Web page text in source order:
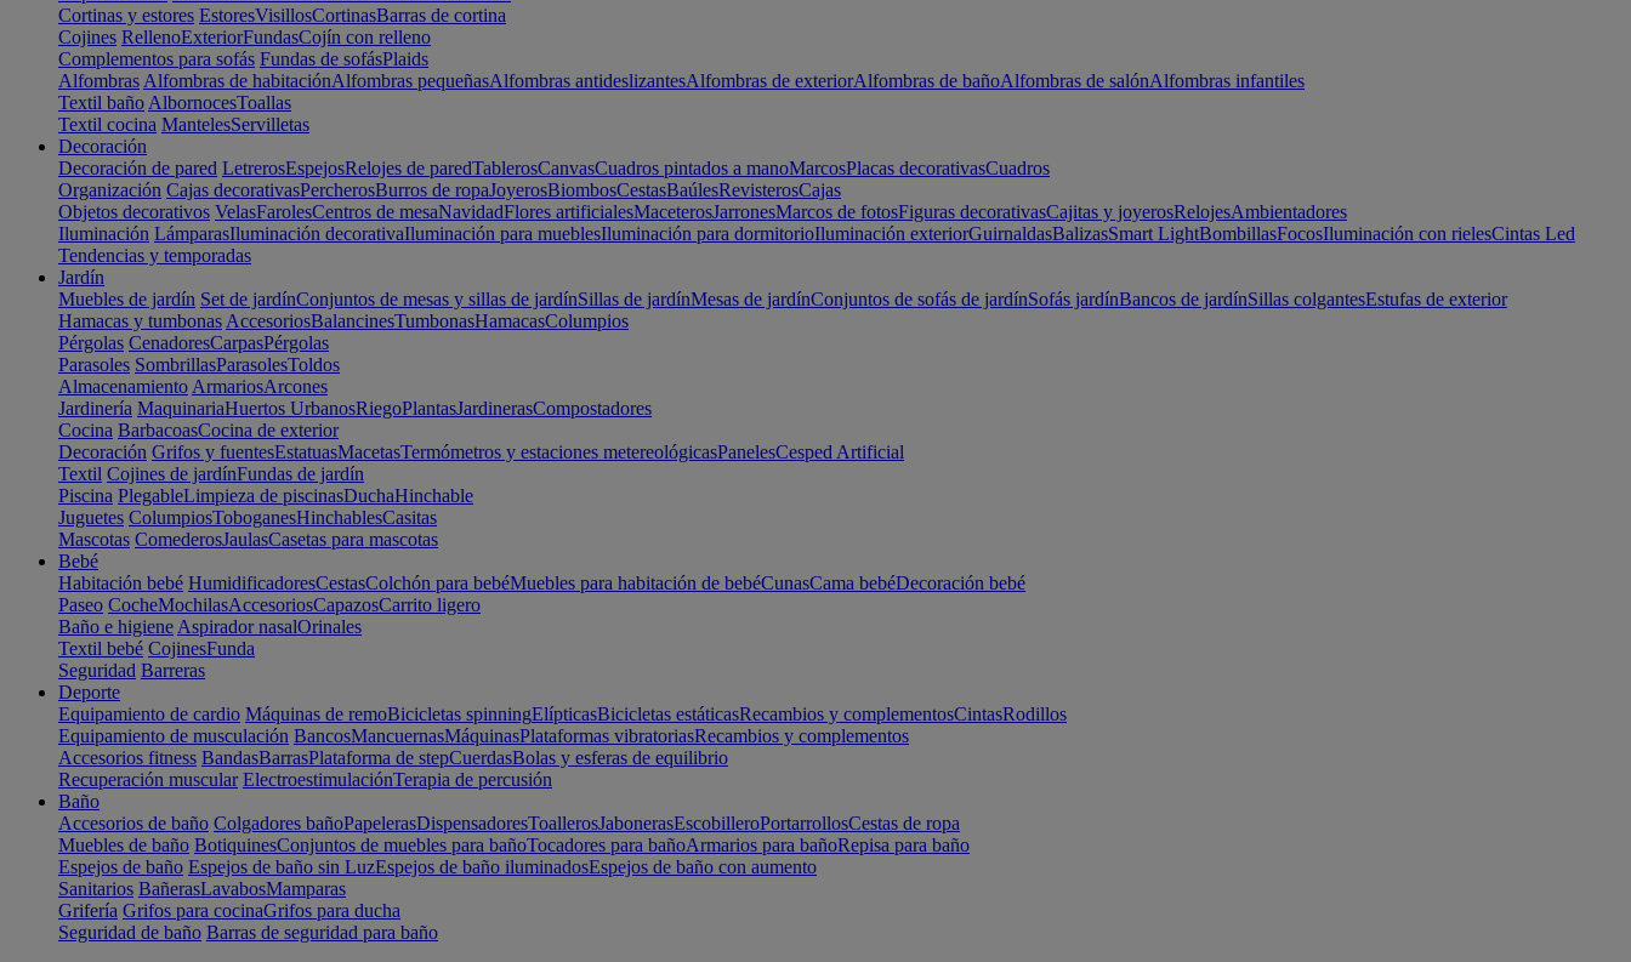
Cortinas y estores EstoresVisillosCortinasBarras de cortina
Cojines RellenoExteriorFundasCojín con relleno
Complementos para sofás Fundas de sofásPlaids
Alfombras Alfombras de habitaciónAlfombras pequeñasAlfombras antideslizantesAlfombras de exteriorAlfombras de bañoAlfombras de salónAlfombras infantiles
Textil baño AlbornocesToallas
Textil cocina MantelesServilletas
Decoración
Decoración de pared LetrerosEspejosRelojes de paredTablerosCanvasCuadros pintados a manoMarcosPlacas decorativasCuadros
Organización Cajas decorativasPercherosBurros de ropaJoyerosBiombosCestasBaúlesRevisterosCajas
Objetos decorativos VelasFarolesCentros de mesaNavidadFlores artificialesMaceterosJarronesMarcos de fotosFiguras decorativasCajitas y joyerosRelojesAmbientadores
Iluminación LámparasIluminación decorativaIluminación para mueblesIluminación para dormitorioIluminación exteriorGuirnaldasBalizasSmart LightBombillasFocosIluminación con rielesCintas Led
Tendencias y temporadas
Jardín
Muebles de jardín Set de jardínConjuntos de mesas y sillas de jardínSillas de jardínMesas de jardínConjuntos de sofás de jardínSofás jardínBancos de jardínSillas colgantesEstufas de exterior
Hamacas y tumbonas AccesoriosBalancinesTumbonasHamacasColumpios
Pérgolas CenadoresCarpasPérgolas
Parasoles SombrillasParasolesToldos
Almacenamiento ArmariosArcones
Jardinería MaquinariaHuertos UrbanosRiegoPlantasJardinerasCompostadores
Cocina BarbacoasCocina de exterior
Decoración Grifos y fuentesEstatuasMacetasTermómetros y estaciones metereológicasPanelesCesped Artificial
Textil Cojines de jardínFundas de jardín
Piscina PlegableLimpieza de piscinasDuchaHinchable
Juguetes ColumpiosToboganesHinchablesCasitas
Mascotas ComederosJaulasCasetas para mascotas
Bebé
Habitación bebé HumidificadoresCestasColchón para bebéMuebles para habitación de bebéCunasCama bebéDecoración bebé
Paseo CocheMochilasAccesoriosCapazosCarrito ligero
Baño e higiene Aspirador nasalOrinales
Textil bebé CojinesFunda
Seguridad Barreras
Deporte
Equipamiento de cardio Máquinas de remoBicicletas spinningElípticasBicicletas estáticasRecambios y complementosCintasRodillos
Equipamiento de musculación BancosMancuernasMáquinasPlataformas vibratoriasRecambios y complementos
Accesorios fitness BandasBarrasPlataforma de stepCuerdasBolas y esferas de equilibrio
Recuperación muscular ElectroestimulaciónTerapia de percusión
Baño
Accesorios de baño Colgadores bañoPapelerasDispensadoresToallerosJabonerasEscobilleroPortarrollosCestas de ropa
Muebles de baño BotiquinesConjuntos de muebles para bañoTocadores para bañoArmarios para bañoRepisa para baño
Espejos de baño Espejos de baño sin LuzEspejos de baño iluminadosEspejos de baño con aumento
Sanitarios BañerasLavabosMamparas
Grifería Grifos para cocinaGrifos para ducha
Seguridad de baño Barras de seguridad para baño